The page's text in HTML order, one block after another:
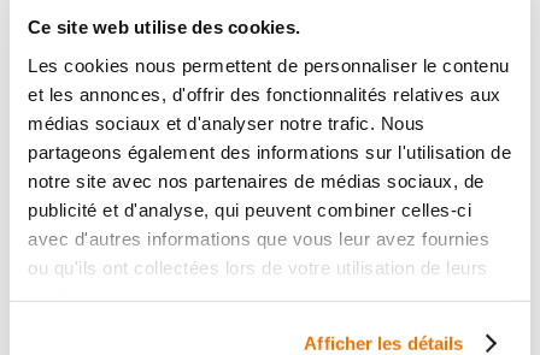
Ce site web utilise des cookies.
Les cookies nous permettent de personnaliser le contenu
et les annonces, d'offrir des fonctionnalités relatives aux
médias sociaux et d'analyser notre trafic. Nous
partageons également des informations sur l'utilisation de
notre site avec nos partenaires de médias sociaux, de
publicité et d'analyse, qui peuvent combiner celles-ci
avec d'autres informations que vous leur avez fournies
ou qu'ils ont collectées lors de votre utilisation de leurs
Afficher les détails
SUZUKI BURGMAN 125 125
2005 - 2005
Informations sur le véhicule
49,90 € TTC
en stock
Ajouter au panier
ETRIER FREIN AVANT
SUZUKI BURGMAN 125 125